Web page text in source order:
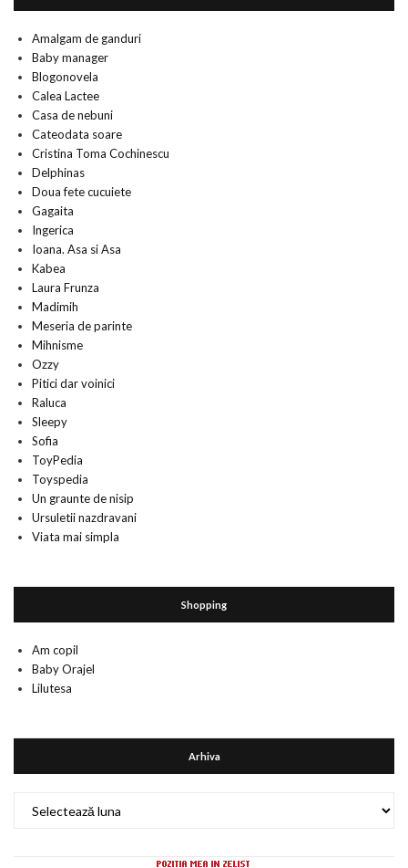
Amalgam de ganduri
Baby manager
Blogonovela
Calea Lactee
Casa de nebuni
Cateodata soare
Cristina Toma Cochinescu
Delphinas
Doua fete cucuiete
Gagaita
Ingerica
Ioana. Asa si Asa
Kabea
Laura Frunza
Madimih
Meseria de parinte
Mihnisme
Ozzy
Pitici dar voinici
Raluca
Sleepy
Sofia
ToyPedia
Toyspedia
Un graunte de nisip
Ursuletii nazdravani
Viata mai simpla
Shopping
Am copil
Baby Orajel
Lilutesa
Arhiva